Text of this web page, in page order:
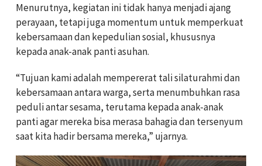
Menurutnya, kegiatan ini tidak hanya menjadi ajang
perayaan, tetapi juga momentum untuk memperkuat
kebersamaan dan kepedulian sosial, khususnya
kepada anak-anak panti asuhan.
“Tujuan kami adalah mempererat tali silaturahmi dan
kebersamaan antara warga, serta menumbuhkan rasa
peduli antar sesama, terutama kepada anak-anak
panti agar mereka bisa merasa bahagia dan tersenyum
saat kita hadir bersama mereka,” ujarnya.